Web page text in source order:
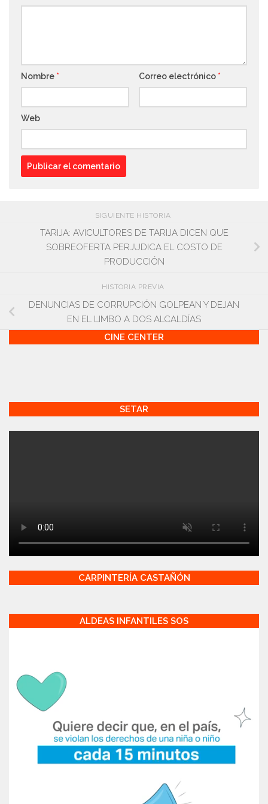
Nombre * Correo electrónico *
Web
SIGUIENTE HISTORIA
TARIJA: AVICULTORES DE TARIJA DICEN QUE
SOBREOFERTA PERJUDICA EL COSTO DE
PRODUCCIÓN
HISTORIA PREVIA
DENUNCIAS DE CORRUPCIÓN GOLPEAN Y DEJAN
EN EL LIMBO A DOS ALCALDÍAS
CINE CENTER
SETAR
CARPINTERÍA CASTAÑÓN
ALDEAS INFANTILES SOS